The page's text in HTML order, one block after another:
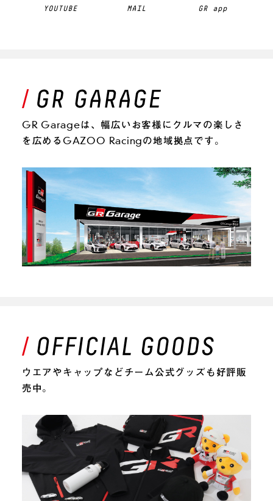
YOUTUBE MAIL GR app
GR Garageは、幅広いお客様にクルマの楽しさ
を広めるGAZOO Racingの地域拠点です。
ウエアやキャップなどチーム公式グッズも好評販
売中。